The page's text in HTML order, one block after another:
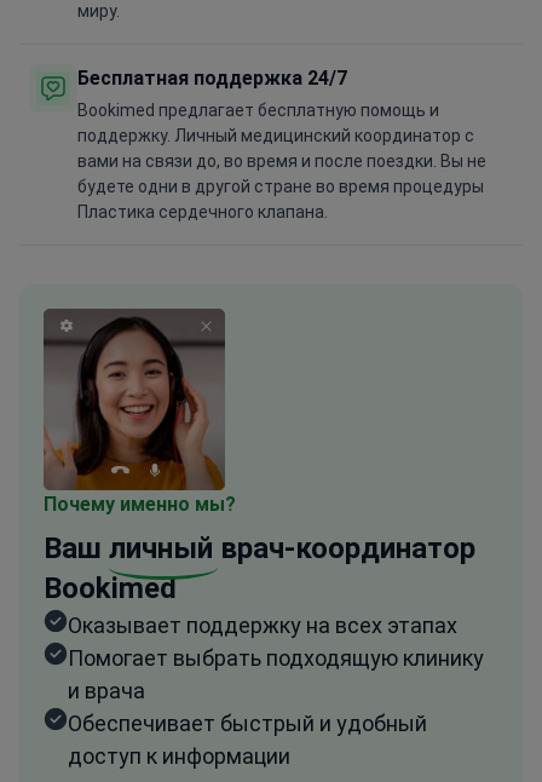
миру.
Бесплатная поддержка 24/7
Bookimed предлагает бесплатную помощь и
поддержку. Личный медицинский координатор с
вами на связи до, во время и после поездки. Вы не
будете одни в другой стране во время процедуры
Пластика сердечного клапана.
Почему именно мы?
Ваш личный врач-координатор
Bookimed
Оказывает поддержку на всех этапах
Помогает выбрать подходящую клинику
и врача
Обеспечивает быстрый и удобный
доступ к информации